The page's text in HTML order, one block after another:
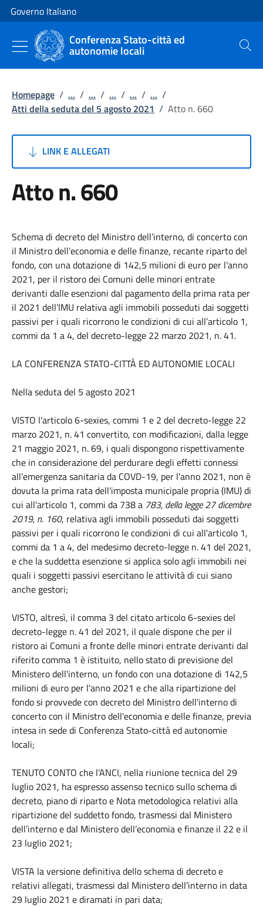
Vai al contenuto
Vai alla navigazione del sito
Governo Italiano
Conferenza Stato-città ed
autonomie locali Cerca
Homepage / ... / ... / ... / ... / ... /
Atti della seduta del 5 agosto 2021 / Atto n. 660
LINK E ALLEGATI
Atto n. 660
Schema di decreto del Ministro dell’interno, di concerto con
il Ministro dell’economia e delle finanze, recante riparto del
fondo, con una dotazione di 142,5 milioni di euro per l’anno
2021, per il ristoro dei Comuni delle minori entrate
derivanti dalle esenzioni dal pagamento della prima rata per
il 2021 dell’IMU relativa agli immobili posseduti dai soggetti
passivi per i quali ricorrono le condizioni di cui all’articolo 1,
commi da 1 a 4, del decreto-legge 22 marzo 2021, n. 41.
LA CONFERENZA STATO-CITTÀ ED AUTONOMIE LOCALI
Nella seduta del 5 agosto 2021
VISTO l’articolo 6-sexies, commi 1 e 2 del decreto-legge 22
marzo 2021, n. 41 convertito, con modificazioni, dalla legge
21 maggio 2021, n. 69, i quali dispongono rispettivamente
che in considerazione del perdurare degli effetti connessi
all’emergenza sanitaria da COVD-19, per l’anno 2021, non è
dovuta la prima rata dell'imposta municipale propria (IMU) di
cui all'articolo 1, commi da 738a 783, della legge 27 dicembre
2019, n. 160, relativa agli immobili posseduti dai soggetti
passivi per i quali ricorrono le condizioni di cui all'articolo 1,
commi da 1 a 4, del medesimo decreto-legge n. 41 del 2021,
e che la suddetta esenzione si applica solo agli immobili nei
quali i soggetti passivi esercitano le attività di cui siano
anche gestori;
VISTO, altresì, il comma 3 del citato articolo 6-sexies del
decreto-legge n. 41 del 2021, il quale dispone che per il
ristoro ai Comuni a fronte delle minori entrate derivanti dal
riferito comma 1 è istituito, nello stato di previsione del
Ministero dell'interno, un fondo con una dotazione di 142,5
milioni di euro per l'anno 2021 e che alla ripartizione del
fondo si provvede con decreto del Ministro dell'interno di
concerto con il Ministro dell'economia e delle finanze, previa
intesa in sede di Conferenza Stato-città ed autonomie
locali;
TENUTO CONTO che l’ANCI, nella riunione tecnica del 29
luglio 2021, ha espresso assenso tecnico sullo schema di
decreto, piano di riparto e Nota metodologica relativi alla
ripartizione del suddetto fondo, trasmessi dal Ministero
dell’interno e dal Ministero dell’economia e finanze il 22 e il
23 luglio 2021;
VISTA la versione definitiva dello schema di decreto e
relativi allegati, trasmessi dal Ministero dell’interno in data
29 luglio 2021 e diramati in pari data;